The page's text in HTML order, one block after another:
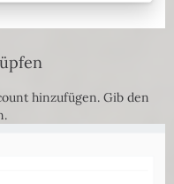
hinzufügen. Gib den